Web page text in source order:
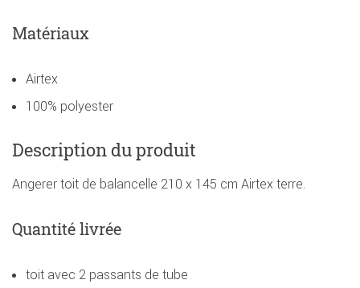
Matériaux
Airtex
100% polyester
Description du produit
Angerer toit de balancelle 210 x 145 cm Airtex terre.
Quantité livrée
toit avec 2 passants de tube